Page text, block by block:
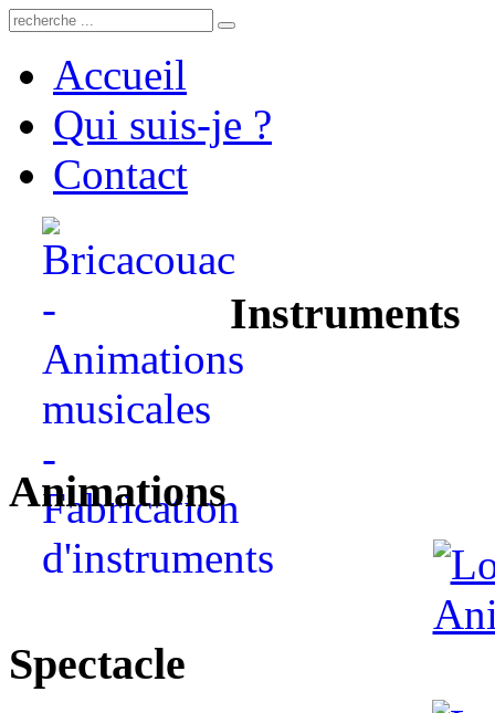
Accueil
Qui suis-je ?
Contact
Instruments
Animations
Spectacle